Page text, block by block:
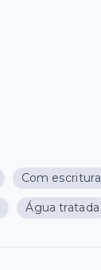
Com escritura
Água tratada